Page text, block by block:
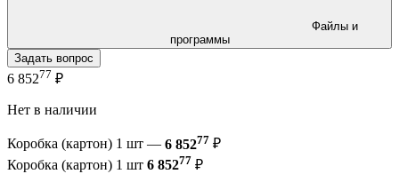
программы
Задать вопрос
6 85277 ₽
Нет в наличии
Коробка (картон) 1 шт — 6 85277 ₽
Коробка (картон) 1 шт 6 85277 ₽